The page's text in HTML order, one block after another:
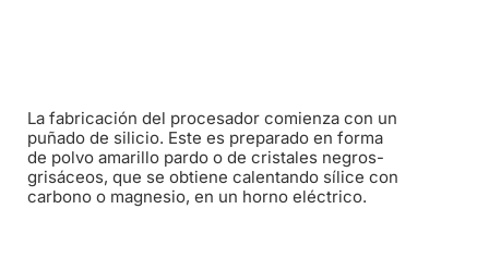
La fabricación del procesador comienza con un
puñado de silicio. Este es preparado en forma
de polvo amarillo pardo o de cristales negros-
grisáceos, que se obtiene calentando sílice con
carbono o magnesio, en un horno eléctrico.